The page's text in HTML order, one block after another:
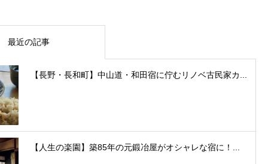
最近の記事
【長野・長和町】中山道・和田宿に佇むリノベ古民家カ...
【人生の楽園】築85年の元鍛冶屋がオシャレな宿に！...